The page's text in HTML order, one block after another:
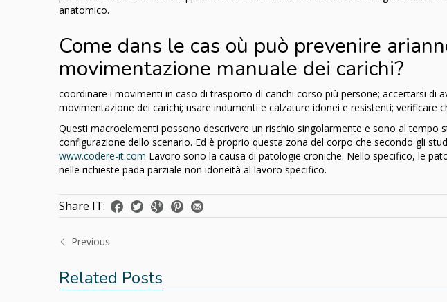
anatomico.
Come dans le cas où può prevenire
movimentazione manuale dei carichi?
coordinare i movimenti in caso di trasporto di carichi corso più persone; accertarsi di
movimentazione dei carichi; usare indumenti e calzature idonei e resistenti; verificare
Questi macroelementi possono descrivere un rischio singolarmente e sono al tempo
configurazione dello scenario. Ed è proprio questa zona del corpo che secondo gli
www.codere-it.com Lavoro sono la causa di patologie croniche. Nello specifico, le
nelle richieste pada parziale non idoneità al lavoro specifico.
Share IT:
Previous
Related Posts